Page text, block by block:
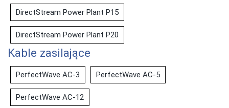
DirectStream Power Plant P15
DirectStream Power Plant P20
Kable zasilające
PerfectWave AC-3 PerfectWave AC-5
PerfectWave AC-12